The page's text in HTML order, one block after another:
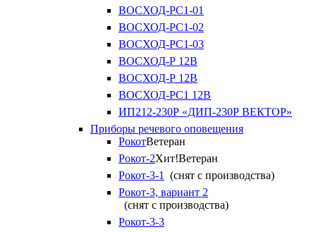
ВОСХОД-РС1-01
ВОСХОД-РС1-02
ВОСХОД-РС1-03
ВОСХОД-Р 12В
ВОСХОД-Р 12В
ВОСХОД-РС1 12В
ИП212-230Р «ДИП-230Р ВЕКТОР»
Приборы речевого оповещения
РокотВетеран
Рокот-2Хит!Ветеран
Рокот-3-1
(снят с производства)
Рокот-3, вариант 2
(снят с производства)
Рокот-3-3